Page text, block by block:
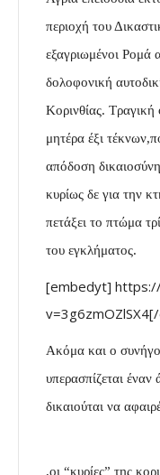
περιοχή του
εξαγριωμένοι Ρομά
δολοφονική
Κορινθίας. Τραγική
μητέρα έξι
απόδοση
κυρίως δε για την
πετάξει το πτώμα
του εγκλήματος.
[embedyt]
Ακόμα και ο
υπερασπίζεται
δικαιούται να
,οι “κυρίες” της